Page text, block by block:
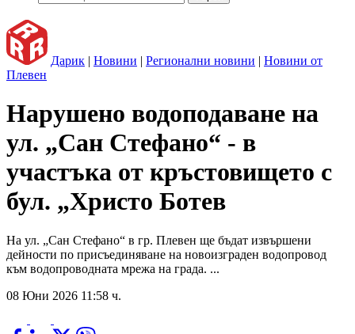
Дарик | Новини | Регионални новини | Новини от
Плевен
Нарушено водоподаване на
ул. „Сан Стефано“ - в
участъка от кръстовището с
бул. „Христо Ботев
На ул. „Сан Стефано“ в гр. Плевен ще бъдат извършени
дейности по присъединяване на новоизграден водопровод
към водопроводната мрежа на града. ...
08 Юни 2026 11:58 ч.